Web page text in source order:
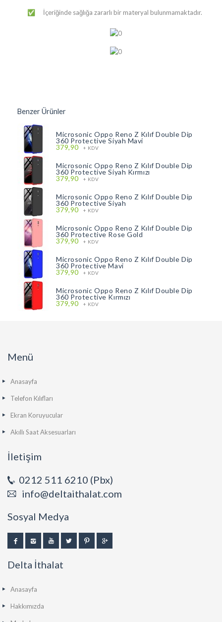
✅ İçeriğinde sağlığa zararlı bir materyal bulunmamaktadır.
Benzer Ürünler
Microsonic Oppo Reno Z Kılıf Double Dip
360 Protective Siyah Mavi
379,90 + KDV
Microsonic Oppo Reno Z Kılıf Double Dip
360 Protective Siyah Kırmızı
379,90 + KDV
Microsonic Oppo Reno Z Kılıf Double Dip
360 Protective Siyah
379,90 + KDV
Microsonic Oppo Reno Z Kılıf Double Dip
360 Protective Rose Gold
379,90 + KDV
Microsonic Oppo Reno Z Kılıf Double Dip
360 Protective Mavi
379,90 + KDV
Microsonic Oppo Reno Z Kılıf Double Dip
360 Protective Kırmızı
379,90 + KDV
Menü
Anasayfa
Telefon Kılıfları
Ekran Koruyucular
Akıllı Saat Aksesuarları
İletişim
0212 511 6210 (Pbx)
info@deltaithalat.com
Sosyal Medya
Delta İthalat
Anasayfa
Hakkımızda